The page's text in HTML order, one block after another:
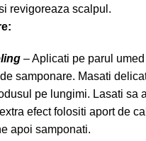
revigoreaza scalpul.
– Aplicati pe parul
samponare. Masati
pe lungimi. Lasati sa
efect folositi aport de
apoi samponati.